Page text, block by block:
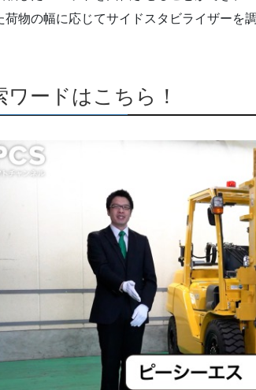
荷物の幅に応じてサイドスタビライザーを
ワードはこちら！